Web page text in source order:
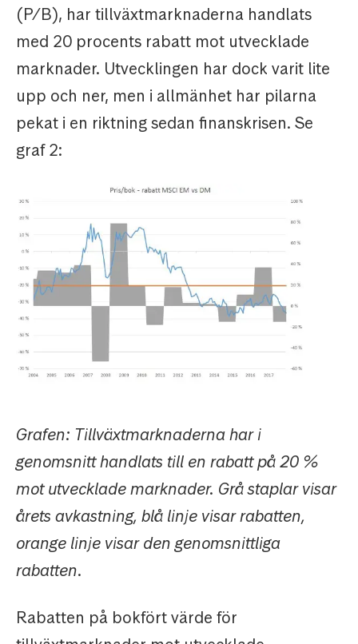
(P/B), har tillväxtmarknaderna handlats
med 20 procents rabatt mot utvecklade
marknader. Utvecklingen har dock varit lite
upp och ner, men i allmänhet har pilarna
pekat i en riktning sedan finanskrisen. Se
graf 2:
Grafen: Tillväxtmarknaderna har i
genomsnitt handlats till en rabatt på 20 %
mot utvecklade marknader. Grå staplar visar
årets avkastning, blå linje visar rabatten,
orange linje visar den genomsnittliga
rabatten.
Rabatten på bokfört värde för